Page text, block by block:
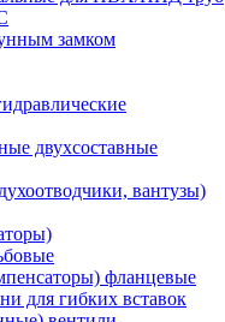
замком
двухсоставные
вантузы)
фланцевые
для гибких вставок